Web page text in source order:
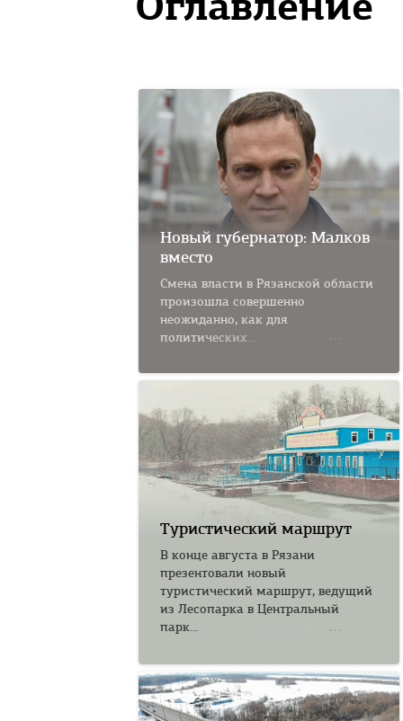
Новый губернатор: Малков
вместо
Смена власти в Рязанской области
произошла совершенно
неожиданно, как для
политических...
Туристический маршрут
В конце августа в Рязани
презентовали новый
туристический маршрут, ведущий
из Лесопарка в Центральный
парк...